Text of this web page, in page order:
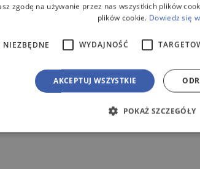
zgodę na używanie przez nas wszystkich plików
plików cookie. Dowiedz się
NIEZBĘDNE WYDAJNOŚĆ
AKCEPTUJ WSZYSTKIE
POKAŻ SZCZEGÓŁY